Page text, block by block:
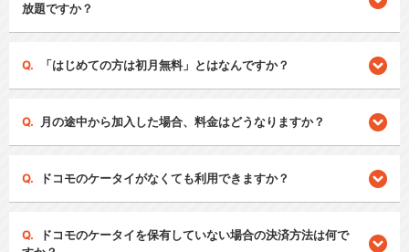
放題ですか？
「はじめての方は初月無料」とはなんですか？
月の途中から加入した場合、料金はどうなりますか？
ドコモのケータイがなくても利用できますか？
ドコモのケータイを保有していない場合の決済方法は何で